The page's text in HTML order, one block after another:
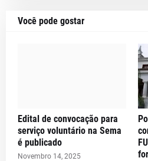
Você pode gostar
Edital de convocação para
serviço voluntário na Sema
é publicado
Novembro 14, 2025